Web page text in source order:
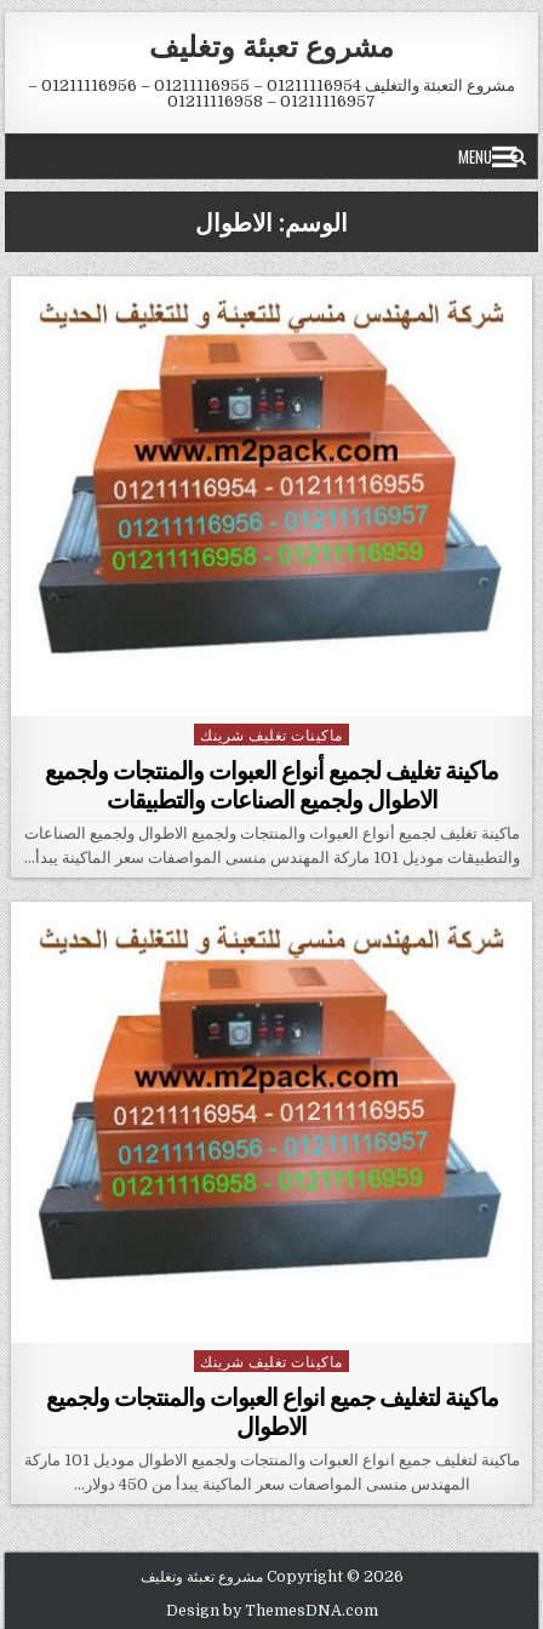
Skip to content
مشروع تعبئة وتغليف
مشروع التعبئة والتغليف 01211116954 – 01211116955 – 01211116956 –
01211116957 – 01211116958
MENU
الوسم: الاطوال
Posted in
ماكينات تغليف شرينك
ماكينة تغليف لجميع أنواع العبوات والمنتجات ولجميع
الاطوال ولجميع الصناعات والتطبيقات
ماكينة تغليف لجميع أنواع العبوات والمنتجات ولجميع الاطوال ولجميع الصناعات
والتطبيقات موديل 101 ماركة المهندس منسى المواصفات سعر الماكينة يبدأ…
Posted in
ماكينات تغليف شرينك
ماكينة لتغليف جميع انواع العبوات والمنتجات ولجميع
الاطوال
ماكينة لتغليف جميع انواع العبوات والمنتجات ولجميع الاطوال موديل 101 ماركة
المهندس منسى المواصفات سعر الماكينة يبدأ من 450 دولار…
Copyright © 2026 مشروع تعبئة وتغليف
Design by ThemesDNA.com